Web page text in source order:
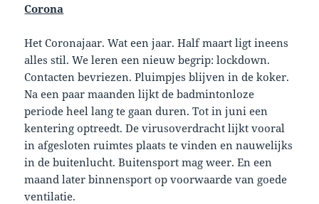
Corona
Het Coronajaar. Wat een jaar. Half maart ligt ineens
alles stil. We leren een nieuw begrip: lockdown.
Contacten bevriezen. Pluimpjes blijven in de koker.
Na een paar maanden lijkt de badmintonloze
periode heel lang te gaan duren. Tot in juni een
kentering optreedt. De virusoverdracht lijkt vooral
in afgesloten ruimtes plaats te vinden en nauwelijks
in de buitenlucht. Buitensport mag weer. En een
maand later binnensport op voorwaarde van goede
ventilatie.